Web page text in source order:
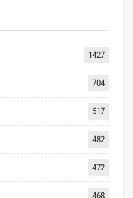
1427
704
517
482
472
468